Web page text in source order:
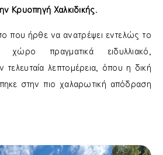
Κρυοπηγή Χαλκιδικής.
που ήρθε να ανατρέψει εντελώς το
χώρο πραγματικά ειδυλλιακό,
λεπτομέρεια, όπου η δική
στην πιο χαλαρωτική απόδραση